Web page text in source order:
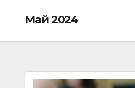
Май 2024